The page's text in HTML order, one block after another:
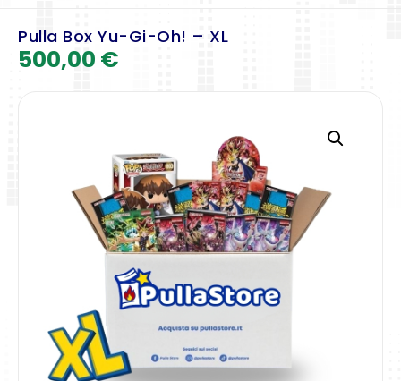
Pulla Box Yu-Gi-Oh! – XL
500,00 €